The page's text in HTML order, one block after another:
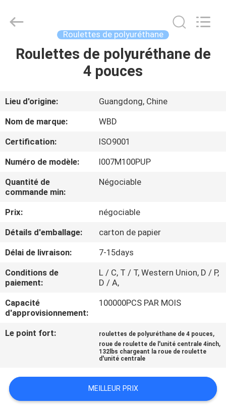
MAISON
VIDÉOS
AU
SUJET
DE
VISITE
D'USINE
CONTRÔLE
DE
QUALITÉ
DEMANDEZ
Metal
Reserved.
Roulettes de polyuréthane
Roulettes de polyuréthane de
4 pouces
Lieu d'origine:
Guangdong, Chine
Nom de marque:
WBD
Certification:
ISO9001
Numéro de modèle:
I007M100PUP
Quantité de
commande min:
Négociable
Prix:
négociable
Détails d'emballage:
carton de papier
Délai de livraison:
7-15days
Conditions de
paiement:
L / C, T / T, Western Union, D / P,
D / A,
Capacité
d'approvisionnement:
100000PCS PAR MOIS
Le point fort: roulettes de polyuréthane de 4 pouces,
roue de roulette de l'unité centrale 4inch,
132lbs chargeant la roue de roulette
d'unité centrale
MEILLEUR PRIX